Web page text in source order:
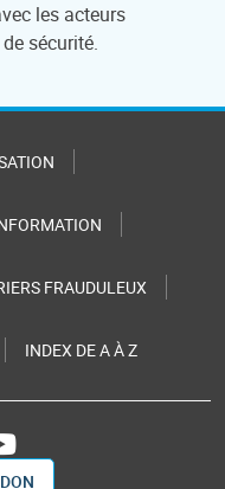
les acteurs
sécurité.
FRAUDULEUX
INDEX DE A À Z